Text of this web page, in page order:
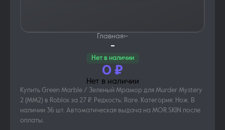
Главная›-
-
Нет в наличии
0 ₽
Нет в наличии
Купить Green Marble / Зеленый Мрамор для Murder Mystery
2 (MM2) в Roblox за 27 ₽. Редкость: Rare. Категория: Нож. В
наличии 36 шт. Автоматическая выдача на MOR.SKIN после
оплаты.